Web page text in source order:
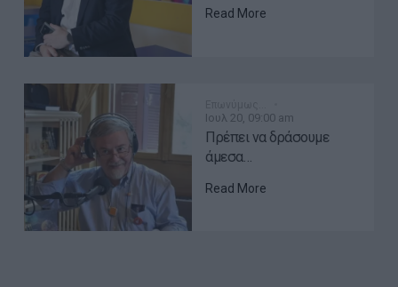
Read More
Ιουλ 20, 09:00 am
Πρέπει να δράσουμε
άμεσα…
Read More